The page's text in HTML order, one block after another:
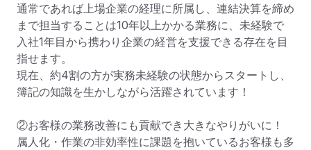
通常であれば上場企業の経理に所属し、連結決算を締め
まで担当することは10年以上かかる業務に、未経験で
入社1年目から携わり企業の経営を支援できる存在を目
指せます。
現在、約4割の方が実務未経験の状態からスタートし、
簿記の知識を生かしながら活躍されています！
②お客様の業務改善にも貢献でき大きなやりがいに！
属人化・作業の非効率性に課題を抱いているお客様も多